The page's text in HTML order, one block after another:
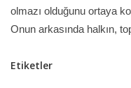
olmazı olduğunu ortaya
Onun arkasında halkın,
Etiketler